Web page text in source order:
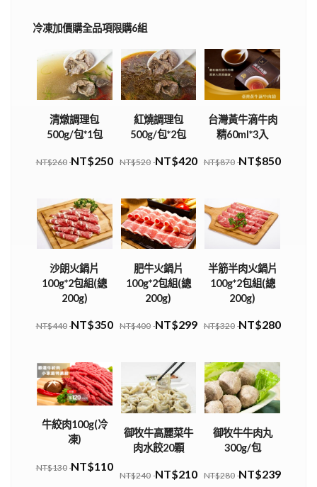
冷凍加價購全品項限購6組
清燉調理包
500g/包*1包
NT$260 NT$250
紅燒調理包
500g/包*2包
NT$520 NT$420
台灣黃牛滴牛肉
精60ml*3入
NT$870 NT$850
沙朗火鍋片
100g*2包組(總
200g)
NT$440 NT$350
肥牛火鍋片
100g*2包組(總
200g)
NT$400 NT$299
半筋半肉火鍋片
100g*2包組(總
200g)
NT$320 NT$280
牛絞肉100g(冷
凍)
NT$130 NT$110
御牧牛高麗菜牛
肉水餃20顆
NT$240 NT$210
御牧牛牛肉丸
300g/包
NT$280 NT$239